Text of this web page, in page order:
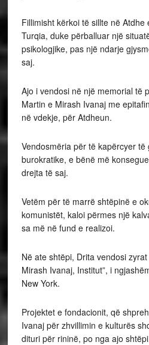
Fillimisht kërkoi të sillte në
Turqia, duke përballuar një
psikologjike, pas një ndarje
saj.
Ajo i vendosi në një memorial të
Martin e Mirash Ivanaj me
në vdekje, për Atdheun.
Vendosmëria për të kapërcyer të
burokratike, e bënë më
drejta të saj.
Vetëm për të marrë shtëpinë e
komunistët, kaloi përmes një
sa më në fund e realizoi.
Në ate shtëpi, Drita vendosi
Mirash Ivanaj, Institut”, i
New York.
Projektet e fondacionit, që
Ivanaj për zhvillimin e kulturës
dituri për rininë, po nga ajo